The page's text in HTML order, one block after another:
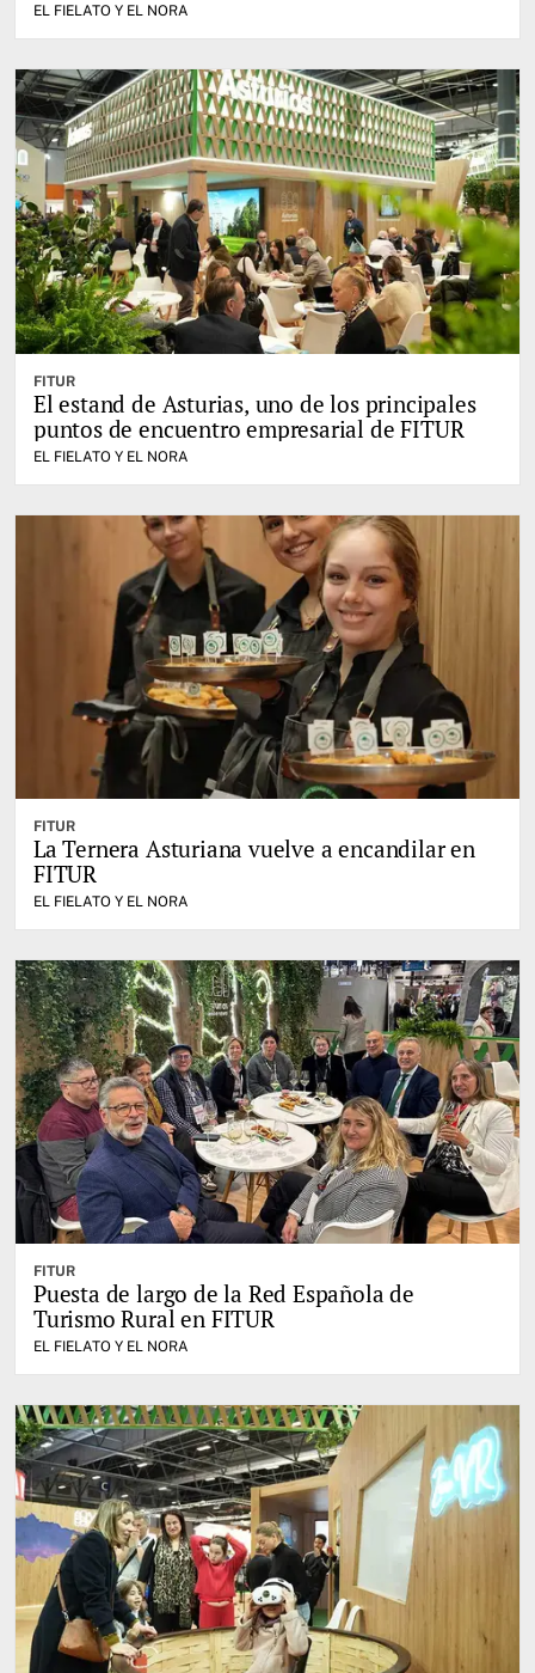
EL FIELATO Y EL NORA
FITUR
El estand de Asturias, uno de los principales
puntos de encuentro empresarial de FITUR
EL FIELATO Y EL NORA
FITUR
La Ternera Asturiana vuelve a encandilar en
FITUR
EL FIELATO Y EL NORA
FITUR
Puesta de largo de la Red Española de
Turismo Rural en FITUR
EL FIELATO Y EL NORA